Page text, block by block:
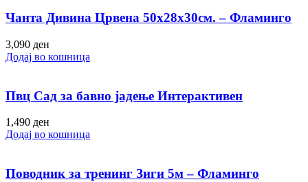
Чанта Дивина Црвена 50х28х30см. – Фламинго
3,090 ден
Додај во кошница
Пвц Сад за бавно јадење Интерактивен
1,490 ден
Додај во кошница
Поводник за тренинг Зиги 5м – Фламинго